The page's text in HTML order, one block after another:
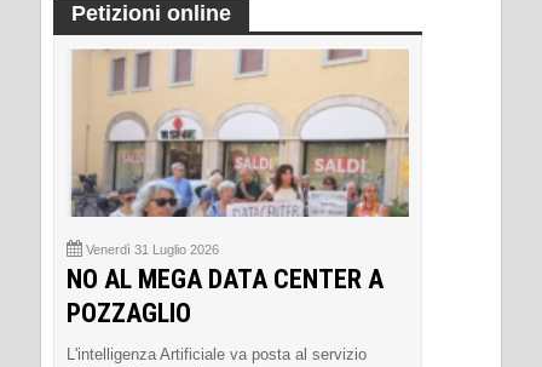
Petizioni online
Venerdì 31 Luglio 2026
NO AL MEGA DATA CENTER A
POZZAGLIO
L'intelligenza Artificiale va posta al servizio